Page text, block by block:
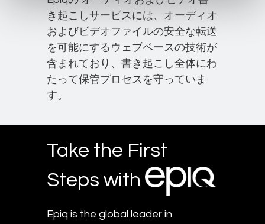
き起こしサービスには、オーディオ
およびビデオファイルの安全な転送
を可能にするウェブベースの技術が
含まれており、書き起こし全体にわ
たって保管プロセスを守っていま
す。
Take the First
Steps with
Epiq is the global leader in